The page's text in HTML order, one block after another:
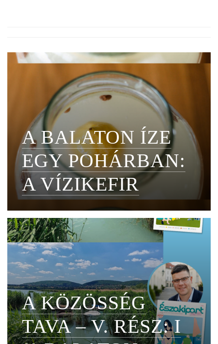
A BALATON ÍZE
EGY POHÁRBAN:
A VÍZIKEFIR
A KÖZÖSSÉG
TAVA – V. RÉSZ: I